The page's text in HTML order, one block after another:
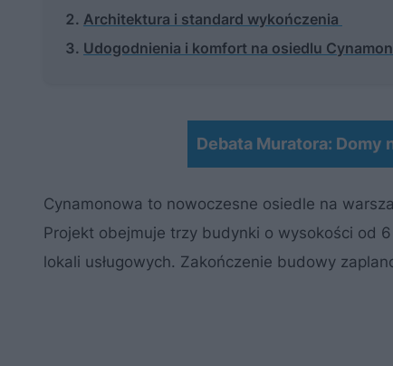
Architektura i standard wykończenia
Udogodnienia i komfort na osiedlu
Debata Muratora: Domy
Cynamonowa to nowoczesne osiedle na
Projekt obejmuje trzy budynki o wysokości od
lokali usługowych. Zakończenie budowy